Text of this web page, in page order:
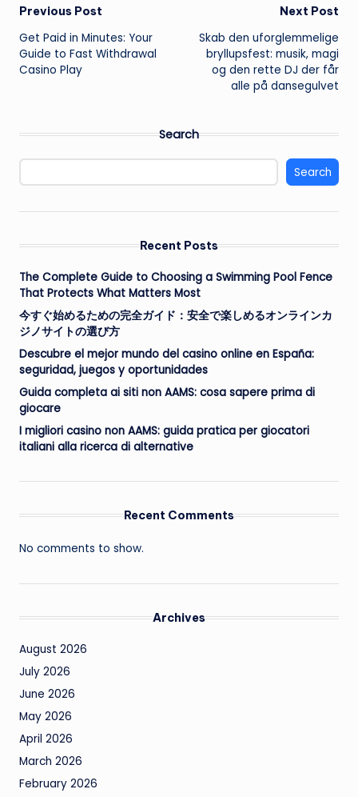
Post
navigation
Previous Post
Get Paid in Minutes: Your
Guide to Fast Withdrawal
Casino Play
Next Post
Skab den uforglemmelige
bryllupsfest: musik, magi
og den rette DJ der får
alle på dansegulvet
Search
Search
Recent Posts
The Complete Guide to Choosing a Swimming Pool Fence
That Protects What Matters Most
今すぐ始めるための完全ガイド：安全で楽しめるオンラインカ
ジノサイトの選び方
Descubre el mejor mundo del casino online en España:
seguridad, juegos y oportunidades
Guida completa ai siti non AAMS: cosa sapere prima di
giocare
I migliori casino non AAMS: guida pratica per giocatori
italiani alla ricerca di alternative
Recent Comments
No comments to show.
Archives
August 2026
July 2026
June 2026
May 2026
April 2026
March 2026
February 2026